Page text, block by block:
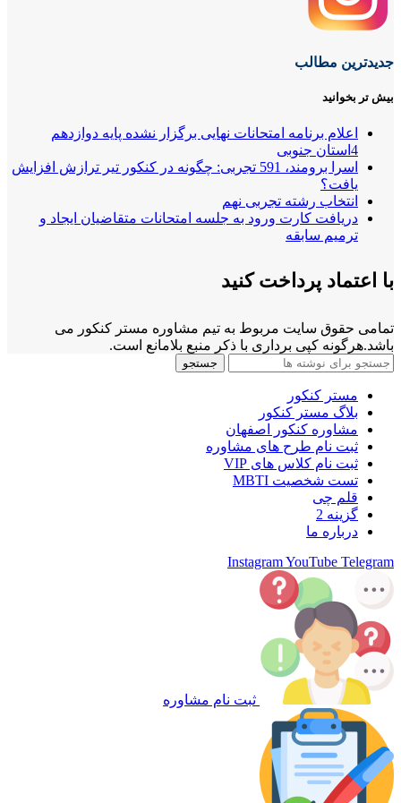
جدیدترین مطالب
بیش تر بخوانید
اعلام برنامه امتحانات نهایی برگزار نشده پایه دوازدهم
4استان جنوبی
اسرا برومند، 591 تجربی: چگونه در کنکور تیر ترازش افزایش
یافت؟
انتخاب رشته تجربی نهم
دریافت کارت ورود به جلسه امتحانات متقاضیان ایجاد و
ترمیم سابقه
با اعتماد پرداخت کنید
تمامی حقوق سایت مربوط به تیم مشاوره مستر کنکور می
باشد.هرگونه کپی برداری با ذکر منبع بلامانع است.
جستجو
مستر کنکور
بلاگ مستر کنکور
مشاوره کنکور اصفهان
ثبت نام طرح های مشاوره
ثبت نام کلاس های VIP
تست شخصیت MBTI
قلم چی
گزینه 2
درباره ما
InstagramYouTube Telegram
ثبت نام مشاوره